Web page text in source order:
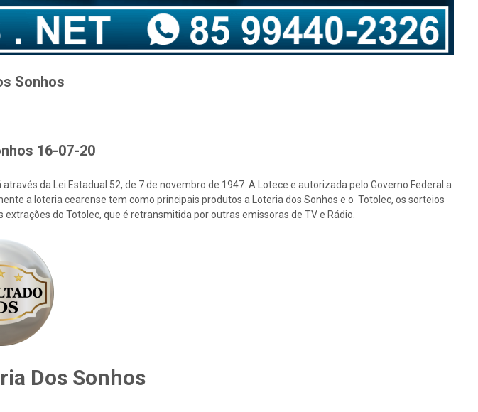
Sonhos
16-07-20
da Lei Estadual 52, de 7 de novembro de 1947. A Lotece e autorizada pelo Governo Federal a
a loteria cearense tem como principais produtos a Loteria dos Sonhos e o Totolec, os sorteios
do Totolec, que é retransmitida por outras emissoras de TV e Rádio.
Dos Sonhos